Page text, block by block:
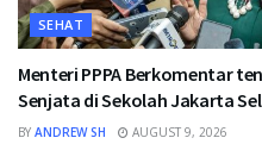
SEHAT
Menteri PPPA Berkomentar
Senjata di Sekolah Jakarta
BY ANDREW SH AUGUST 9, 2026